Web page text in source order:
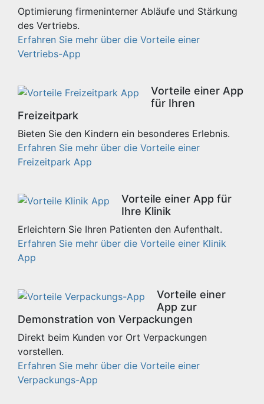
Optimierung firmeninterner Abläufe und Stärkung
des Vertriebs.
Erfahren Sie mehr über die Vorteile einer
Vertriebs-App
Vorteile einer App
für Ihren
Freizeitpark
Bieten Sie den Kindern ein besonderes Erlebnis.
Erfahren Sie mehr über die Vorteile einer
Freizeitpark App
Vorteile einer App für
Ihre Klinik
Erleichtern Sie Ihren Patienten den Aufenthalt.
Erfahren Sie mehr über die Vorteile einer Klinik
App
Vorteile einer
App zur
Demonstration von Verpackungen
Direkt beim Kunden vor Ort Verpackungen
vorstellen.
Erfahren Sie mehr über die Vorteile einer
Verpackungs-App